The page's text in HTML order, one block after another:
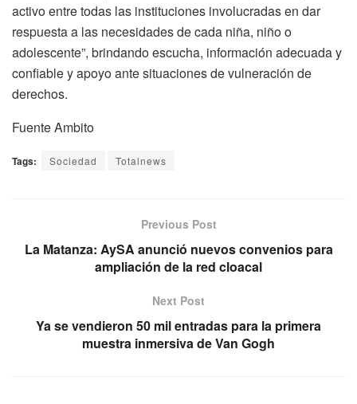
activo entre todas las instituciones involucradas en dar
respuesta a las necesidades de cada niña, niño o
adolescente”, brindando escucha, información adecuada y
confiable y apoyo ante situaciones de vulneración de
derechos.
Fuente Ambito
Tags: Sociedad Totalnews
Previous Post
La Matanza: AySA anunció nuevos convenios para
ampliación de la red cloacal
Next Post
Ya se vendieron 50 mil entradas para la primera
muestra inmersiva de Van Gogh